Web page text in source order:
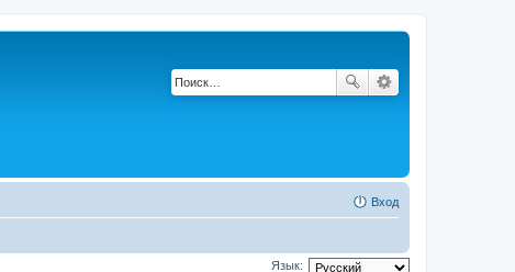
Вход
Язык: